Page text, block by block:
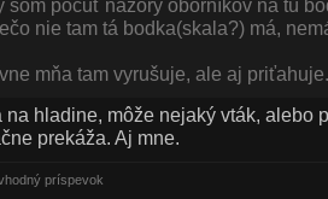
som počuť názory oborníkov na tú
nie tam tá bodka(skala?) má,
mňa tam vyrušuje, ale aj
na hladine, môže nejaký vták, alebo
prekáža. Aj mne.
príspevok